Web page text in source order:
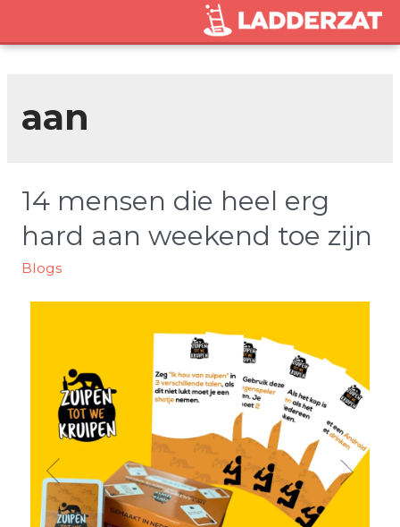
aan
14 mensen die heel erg
hard aan weekend toe zijn
Blogs